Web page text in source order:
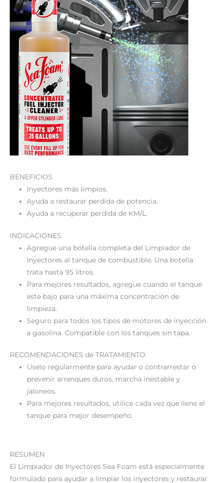
BENEFICIOS
Inyectores más limpios.
Ayuda a restaurar perdida de potencia.
Ayuda a recuperar perdida de KM/L.
INDICACIONES
Agregue una botella completa del Limpiador de
Inyectores al tanque de combustible. Una botella
trata hasta 95 litros.
Para mejores resultados, agregue cuando el tanque
este bajo para una máxima concentración de
limpieza.
Seguro para todos los tipos de motores de inyección
a gasolina. Compatible con los tanques sin tapa.
RECOMENDACIONES de TRATAMIENTO
Úselo regularmente para ayudar o contrarrestar o
prevenir arranques duros, marcha inestable y
jaloneos.
Para mejores resultados, utilice cada vez que llene el
tanque para mejor desempeño.
RESUMEN
El Limpiador de Inyectores Sea Foam está especialmente
formulado para ayudar a limpiar los inyectores y restaurar